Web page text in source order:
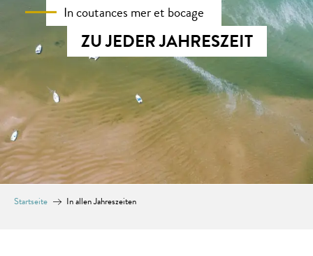
In coutances mer et bocage
ZU JEDER JAHRESZEIT
Startseite In allen Jahreszeiten